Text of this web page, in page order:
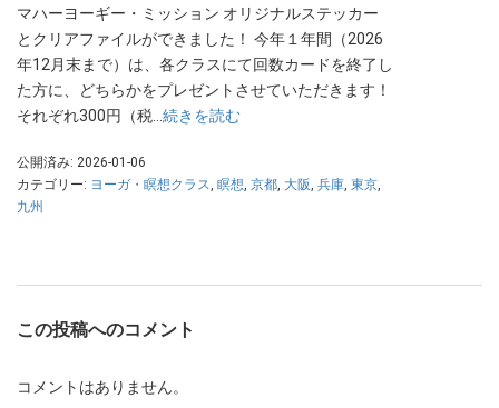
マハーヨーギー・ミッション オリジナルステッカー
とクリアファイルができました！ 今年１年間（2026
年12月末まで）は、各クラスにて回数カードを終了し
た方に、どちらかをプレゼントさせていただきます！
それぞれ300円（税… 続きを読む
公開済み: 2026-01-06
カテゴリー: ヨーガ・瞑想クラス, 瞑想, 京都, 大阪, 兵庫, 東京,
九州
この投稿へのコメント
コメントはありません。